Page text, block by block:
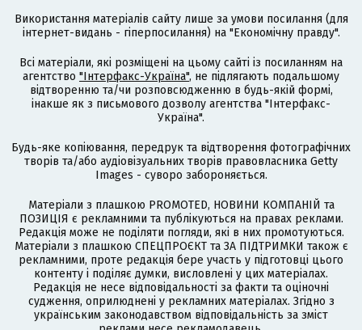
Використання матеріалів сайту лише за умови посилання (для
інтернет-видань - гіперпосилання) на "Економічну правду".
Всі матеріали, які розміщені на цьому сайті із посиланням на
агентство "Інтерфакс-Україна", не підлягають подальшому
відтворенню та/чи розповсюдженню в будь-якій формі,
інакше як з письмового дозволу агентства "Інтерфакс-
Україна".
Будь-яке копіювання, передрук та відтворення фотографічних
творів та/або аудіовізуальних творів правовласника Getty
Images - суворо забороняється.
Матеріали з плашкою PROMOTED, НОВИНИ КОМПАНІЙ та
ПОЗИЦІЯ є рекламними та публікуються на правах реклами.
Редакція може не поділяти погляди, які в них промотуються.
Матеріали з плашкою СПЕЦПРОЄКТ та ЗА ПІДТРИМКИ також є
рекламними, проте редакція бере участь у підготовці цього
контенту і поділяє думки, висловлені у цих матеріалах.
Редакція не несе відповідальності за факти та оціночні
судження, оприлюднені у рекламних матеріалах. Згідно з
українським законодавством відповідальність за зміст